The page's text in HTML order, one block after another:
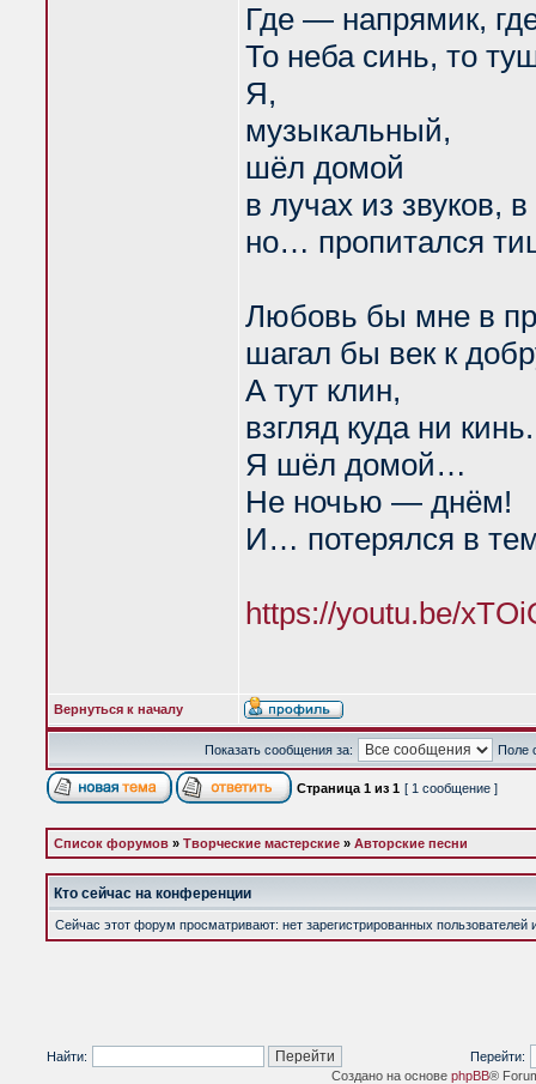
Где — напрямик,
То неба синь, то
Я,
музыкальный,
шёл домой
в лучах из звуков,
но… пропитался
Любовь бы мне в
шагал бы век к
А тут клин,
взгляд куда ни кинь.
Я шёл домой…
Не ночью — днём!
И… потерялся в
https://youtu.be/
Вернуться к началу
Показать сообщения за: Поле
Страница 1 из 1 [ 1 сообщение ]
Список форумов » Творческие мастерские » Авторские песни
Кто сейчас на конференции
Сейчас этот форум просматривают: нет зарегистрированных пользователей
Найти:
Перейти:
Создано на основе phpBB®